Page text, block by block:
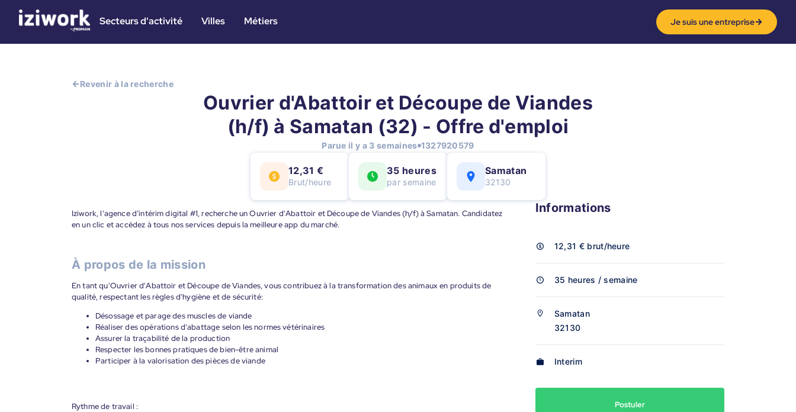
Secteurs d'activité Villes Métiers Je suis une entreprise
Revenir à la recherche
Ouvrier d'Abattoir et Découpe de Viandes
(h/f) à Samatan (32) - Offre d'emploi
Parue il y a 3 semaines 1327920579
12,31 €
Brut/heure
35 heures
par semaine
Samatan
32130
Iziwork, l'agence d’intérim digital #1, recherche un Ouvrier d'Abattoir et Découpe de Viandes (h/f) à Samatan. Candidatez
en un clic et accédez à tous nos services depuis la meilleure app du marché.
À propos de la mission
En tant qu'Ouvrier d'Abattoir et Découpe de Viandes, vous contribuez à la transformation des animaux en produits de
qualité, respectant les règles d'hygiène et de sécurité:
Désossage et parage des muscles de viande
Réaliser des opérations d'abattage selon les normes vétérinaires
Assurer la traçabilité de la production
Respecter les bonnes pratiques de bien-être animal
Participer à la valorisation des pièces de viande
Rythme de travail :
Informations
12,31 € brut/heure
35 heures / semaine
Samatan
32130
Interim
Postuler